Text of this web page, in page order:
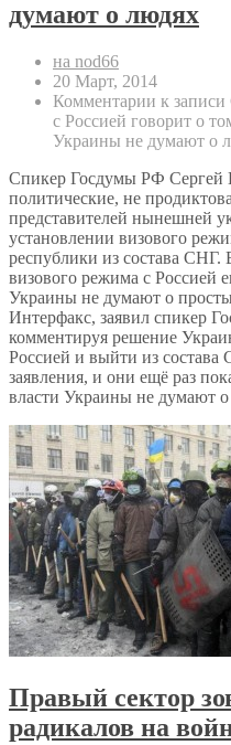
думают о людях
на nod66
20 Март, 2014
Комментарии к
с Россией говорит о
Украины не думают о
Спикер Госдумы РФ Сергей
политические, не
представителей нынешней
установлении визового
республики из состава
визового режима с Россией
Украины не думают о
Интерфакс, заявил спикер
комментируя решение
Россией и выйти из
заявления, и они ещё раз
власти Украины не думают
Правый сектор
радикалов на